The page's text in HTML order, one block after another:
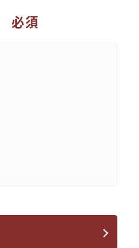
必須